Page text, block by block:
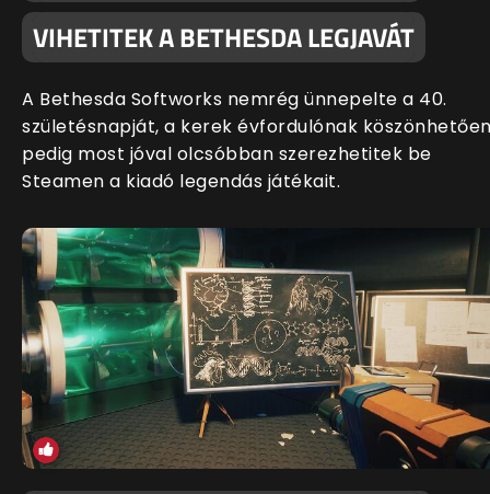
VIHETITEK A BETHESDA LEGJAVÁT
A Bethesda Softworks nemrég ünnepelte a 40.
születésnapját, a kerek évfordulónak
pedig most jóval olcsóbban szerezhetitek be
Steamen a kiadó legendás játékait.